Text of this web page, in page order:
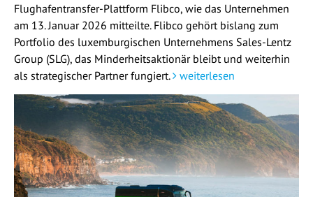
Flughafentransfer-Plattform Flibco, wie das Unternehmen
am 13. Januar 2026 mitteilte. Flibco gehört bislang zum
Portfolio des luxemburgischen Unternehmens Sales-Lentz
Group (SLG), das Minderheitsaktionär bleibt und weiterhin
als strategischer Partner fungiert.
weiterlesen